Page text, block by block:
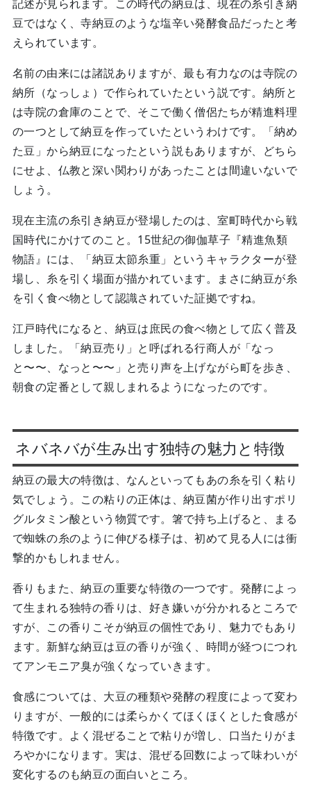
記述が見られます。この時代の納豆は、現在の糸引き納
豆ではなく、寺納豆のような塩辛い発酵食品だったと考
えられています。
名前の由来には諸説ありますが、最も有力なのは寺院の
納所（なっしょ）で作られていたという説です。納所と
は寺院の倉庫のことで、そこで働く僧侶たちが精進料理
の一つとして納豆を作っていたというわけです。「納め
た豆」から納豆になったという説もありますが、どちら
にせよ、仏教と深い関わりがあったことは間違いないで
しょう。
現在主流の糸引き納豆が登場したのは、室町時代から戦
国時代にかけてのこと。15世紀の御伽草子『精進魚類
物語』には、「納豆太節糸重」というキャラクターが登
場し、糸を引く場面が描かれています。まさに納豆が糸
を引く食べ物として認識されていた証拠ですね。
江戸時代になると、納豆は庶民の食べ物として広く普及
しました。「納豆売り」と呼ばれる行商人が「なっ
と〜〜、なっと〜〜」と売り声を上げながら町を歩き、
朝食の定番として親しまれるようになったのです。
ネバネバが生み出す独特の魅力と特徴
納豆の最大の特徴は、なんといってもあの糸を引く粘り
気でしょう。この粘りの正体は、納豆菌が作り出すポリ
グルタミン酸という物質です。箸で持ち上げると、まる
で蜘蛛の糸のように伸びる様子は、初めて見る人には衝
撃的かもしれません。
香りもまた、納豆の重要な特徴の一つです。発酵によっ
て生まれる独特の香りは、好き嫌いが分かれるところで
すが、この香りこそが納豆の個性であり、魅力でもあり
ます。新鮮な納豆は豆の香りが強く、時間が経つにつれ
てアンモニア臭が強くなっていきます。
食感については、大豆の種類や発酵の程度によって変わ
りますが、一般的には柔らかくてほくほくとした食感が
特徴です。よく混ぜることで粘りが増し、口当たりがま
ろやかになります。実は、混ぜる回数によって味わいが
変化するのも納豆の面白いところ。